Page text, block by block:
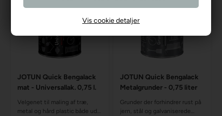
Vis cookie detaljer
JOTUN Quick Bengalack
mat - Universallak. 0,75 l.
Velgenet til maling af træ,
metal og hård plastic både ude
JOTUN Quick Bengalack
Metalgrunder - 0,75 liter
Grunder der forhindrer rust på
jern, stål og galvaniserede